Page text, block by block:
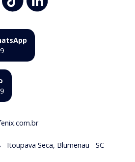
- Itoupava Seca, Blumenau - SC